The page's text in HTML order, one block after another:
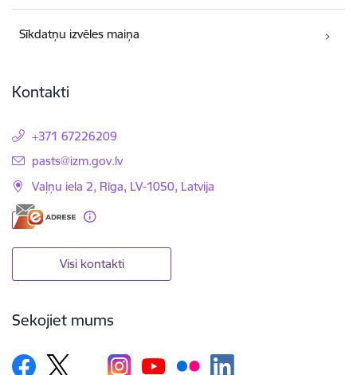
Sīkdatņu izvēles maiņa
Kontakti
+371 67226209
E-pasts:
pasts@izm.gov.lv
Vaļņu iela 2, Rīga, LV-1050, Latvija
Visi kontakti
Sekojiet mums